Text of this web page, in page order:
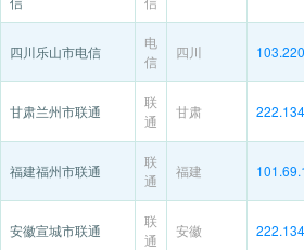
四川乐山市电信
电
信
四川
甘肃兰州市联通
联
通
甘肃
福建福州市联通
联
通
福建
安徽宣城市联通
联
通
安徽